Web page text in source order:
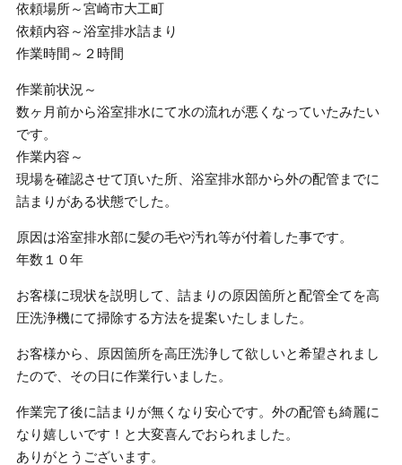
依頼場所～宮崎市大工町
依頼内容～浴室排水詰まり
作業時間～２時間
作業前状況～
数ヶ月前から浴室排水にて水の流れが悪くなっていたみたい
です。
作業内容～
現場を確認させて頂いた所、浴室排水部から外の配管までに
詰まりがある状態でした。
原因は浴室排水部に髪の毛や汚れ等が付着した事です。
年数１０年
お客様に現状を説明して、詰まりの原因箇所と配管全てを高
圧洗浄機にて掃除する方法を提案いたしました。
お客様から、原因箇所を高圧洗浄して欲しいと希望されまし
たので、その日に作業行いました。
作業完了後に詰まりが無くなり安心です。外の配管も綺麗に
なり嬉しいです！と大変喜んでおられました。
ありがとうございます。